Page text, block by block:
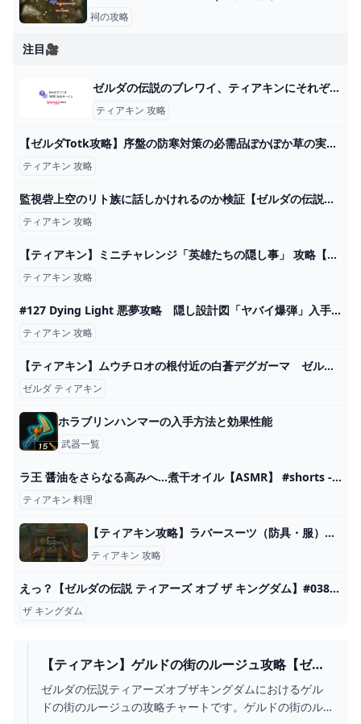
祠の攻略
注目🎥
ゼルダの伝説のブレワイ、ティアキンにそれぞれ400時間ほど注ぎ、ガ... - Yahoo!知恵袋
ティアキン 攻略
【ゼルダTotk攻略】序盤の防寒対策の必需品ぽかぽか草の実を効率よく回収できるルートはこちら！ - YouTube
ティアキン 攻略
監視砦上空のリト族に話しかけれるのか検証【ゼルダの伝説ティアーズオブザキングダム攻略 ティアキン】ゆっくり実況 - YouTube
ティアキン 攻略
【ティアキン】ミニチャレンジ「英雄たちの隠し事」 攻略【ゼルダの伝説】 - YouTube
ティアキン 攻略
#127 Dying Light 悪夢攻略 隠し設計図「ヤバイ爆弾」入手 - YouTube
ティアキン 攻略
【ティアキン】ムウチロオの根付近の白蒼デグガーマ ゼルダの伝説ティアーズ オブ ザ キングダム #ゼルダの伝説 #ティアキン #zelda #shorts - YouTube
ゼルダ ティアキン
ホラブリンハンマーの入手方法と効果性能
武器一覧
ラ王 醤油をさらなる高みへ…煮干オイル【ASMR】 #shorts - YouTube
ティアキン 料理
【ティアキン攻略】ラバースーツ（防具・服）の場所と取り方｜ラムダの財宝・草笛の丘の洞窟【ゼルダティアーズオブザキングダム】│KOUs gameplay guide
ティアキン 攻略
えっ？【ゼルダの伝説 ティアーズ オブ ザ キングダム】#038 - YouTube
ザ キングダム
【ティアキン】ゲルドの街のルージュ攻略【ゼル
ダの伝説ティアーズオブザキングダム】 - ゲーム
ウィズ
ゼルダの伝説ティアーズオブザキングダムにおけるゲル
ドの街のルージュの攻略チャートです。ゲルドの街のル